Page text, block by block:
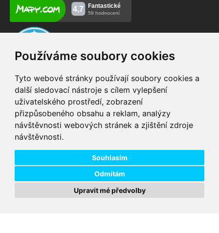
Používáme soubory cookies
Tyto webové stránky používají soubory cookies a
další sledovací nástroje s cílem vylepšení
uživatelského prostředí, zobrazení
přizpůsobeného obsahu a reklam, analýzy
návštěvnosti webových stránek a zjištění zdroje
návštěvnosti.
Souhlasím
Odmítám
Upravit mé předvolby
VIP servis
na zakoupená
elektrokola
Testovací trať
možnost vyzkoušet si
elektrokola
Doprava ZDARMA
pro objednávky nad 1600 zboží skladem při
Copyright © 2026 DD PNEU s.r.o. Všechna práva vyhrazena. bb9